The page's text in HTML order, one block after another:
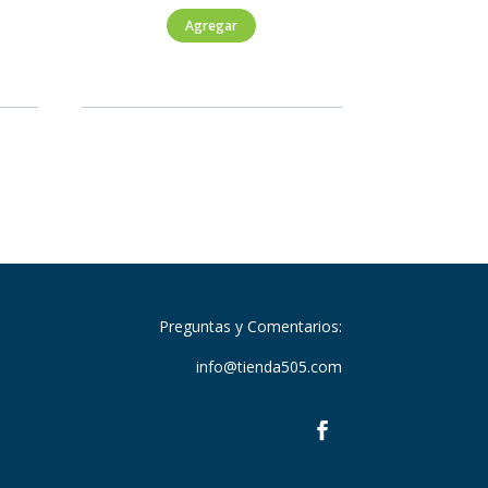
para
Agregar
Preguntas y Comentarios:
info@tienda505.com